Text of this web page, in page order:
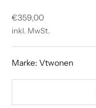
Angebot
€359,00
inkl. MwSt.
Marke: Vtwonen